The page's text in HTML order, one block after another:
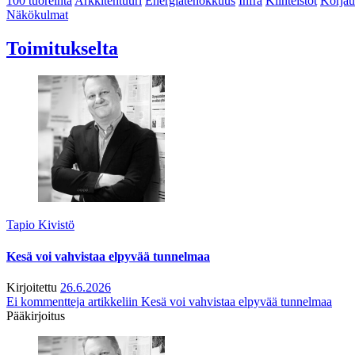
Näkökulmat
Toimitukselta
Tapio Kivistö
Kesä voi vahvistaa elpyvää tunnelmaa
Kirjoitettu 26.6.2026
Ei kommentteja artikkeliin Kesä voi vahvistaa elpyvää tunnelmaa
Pääkirjoitus